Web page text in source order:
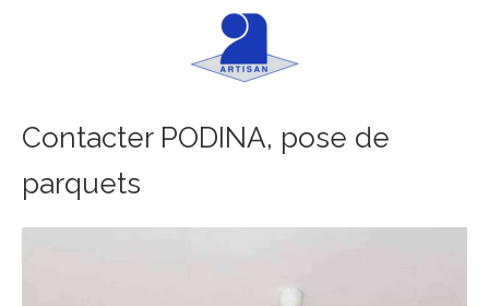
Contacter PODINA, pose de
parquets